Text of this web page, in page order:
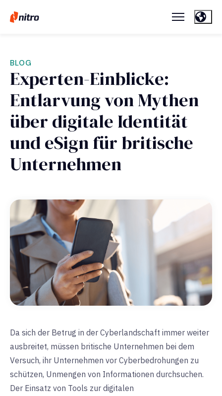
BLOG
Experten-Einblicke:
Entlarvung von Mythen
über digitale Identität
und eSign für britische
Unternehmen
Da sich der Betrug in der Cyberlandschaft immer weiter
ausbreitet, müssen britische Unternehmen bei dem
Versuch, ihr Unternehmen vor Cyberbedrohungen zu
schützen, Unmengen von Informationen durchsuchen.
Der Einsatz von Tools zur digitalen